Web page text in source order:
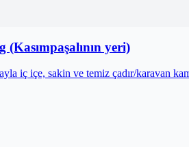
(Kasımpaşalının yeri)
iç içe, sakin ve temiz çadır/karavan